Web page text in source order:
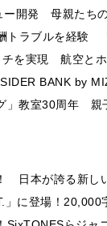
ー開発 母親たち
トラブルを経験
チを実現 航空と
BANK by
」教室30周年 親
日本が誇る新し
に登場！20,000